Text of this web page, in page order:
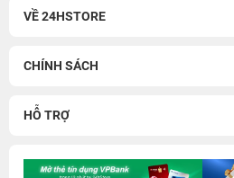
VỀ 24HSTORE
CHÍNH SÁCH
HỖ TRỢ